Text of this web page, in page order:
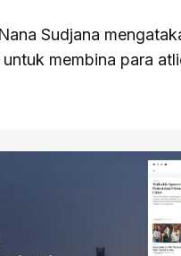
Sudjana
membina para